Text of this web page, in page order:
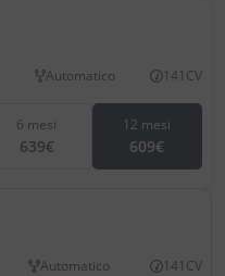
Automatico 141CV
6 mesi
639€
12 mesi
609€
Automatico 141CV